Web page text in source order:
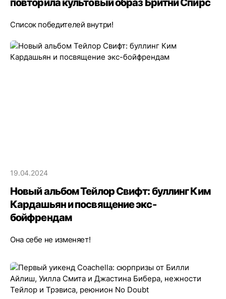
повторила культовый образ Бритни Спирс
Список победителей внутри!
19.04.2024
Новый альбом Тейлор Свифт: буллинг Ким
Кардашьян и посвящение экс-
бойфрендам
Она себе не изменяет!